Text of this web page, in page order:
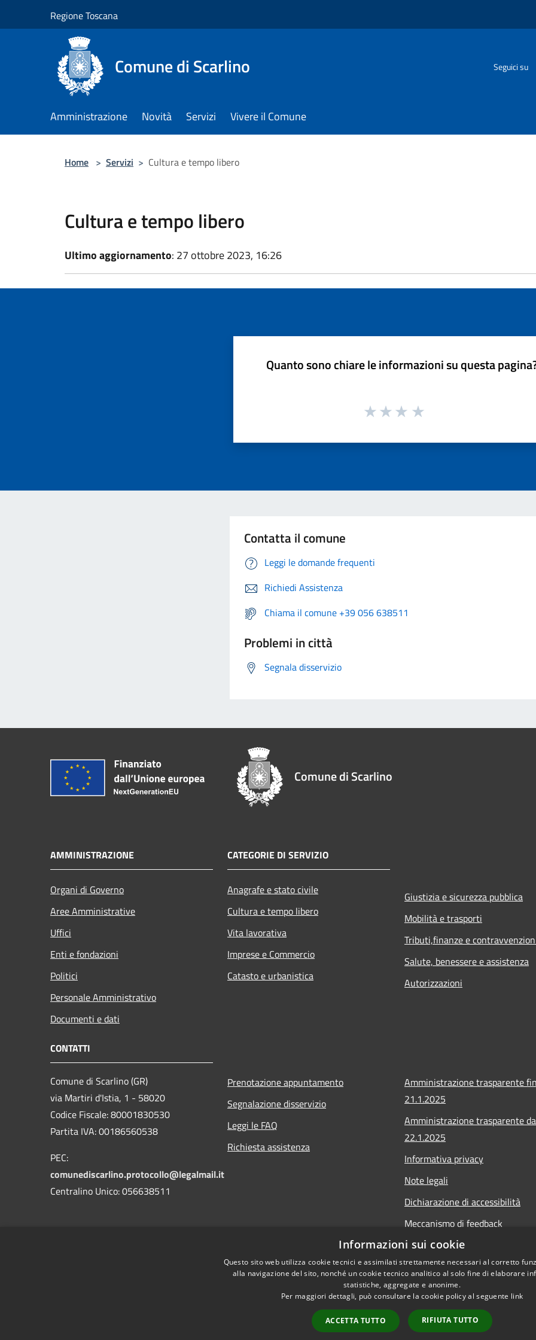
Regione Toscana
Comune di Scarlino Seguici su
Amministrazione Novità Servizi Vivere il Comune
Home > Servizi > Cultura e tempo libero
Cultura e tempo libero
Ultimo aggiornamento: 27 ottobre 2023, 16:26
Quanto sono chiare le informazioni su questa
Contatta il comune
Leggi le domande frequenti
Richiedi Assistenza
Chiama il comune +39 056 638511
Problemi in città
Segnala disservizio
Comune di Scarlino
AMMINISTRAZIONE
Organi di Governo
Aree Amministrative
Uffici
Enti e fondazioni
Politici
Personale Amministrativo
Documenti e dati
CATEGORIE DI SERVIZIO
Anagrafe e stato civile
Cultura e tempo libero
Vita lavorativa
Imprese e Commercio
Catasto e urbanistica
Giustizia e sicurezza pubblica
Mobilità e trasporti
Tributi,finanze e
Salute, benessere e assistenza
Autorizzazioni
CONTATTI
Comune di Scarlino (GR)
via Martiri d'Istia, 1 - 58020
Codice Fiscale: 80001830530
Partita IVA: 00186560538
PEC:
comunediscarlino.protocollo@legalmail.it
Centralino Unico: 056638511
Prenotazione appuntamento
Segnalazione disservizio
Leggi le FAQ
Richiesta assistenza
Amministrazione trasparente
21.1.2025
Amministrazione trasparente
22.1.2025
Informativa privacy
Note legali
Dichiarazione di accessibilità
Meccanismo di feedback
Whistleblowing
Copyright © 2020 •
Informazioni sui cookie
Questo sito web utilizza cookie tecnici e assimilati strettamente necessari al corretto
alla navigazione del sito, nonché un cookie tecnico analitico al solo fine di elaborare
statistiche, aggregate e anonime.
Per maggiori dettagli, può consultare la cookie policy al seguente link
ACCETTA TUTTO RIFIUTA TUTTO